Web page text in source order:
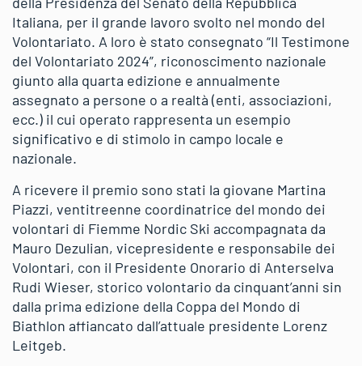
Italiana, per il grande lavoro svolto nel mondo del
Volontariato. A loro è stato consegnato “Il Testimone
del Volontariato 2024”, riconoscimento nazionale
giunto alla quarta edizione e annualmente
assegnato a persone o a realtà (enti, associazioni,
ecc.) il cui operato rappresenta un esempio
significativo e di stimolo in campo locale e
nazionale.
A ricevere il premio sono stati la giovane Martina
Piazzi, ventitreenne coordinatrice del mondo dei
volontari di Fiemme Nordic Ski accompagnata da
Mauro Dezulian, vicepresidente e responsabile dei
Volontari, con il Presidente Onorario di Anterselva
Rudi Wieser, storico volontario da cinquant’anni sin
dalla prima edizione della Coppa del Mondo di
Biathlon affiancato dall’attuale presidente Lorenz
Leitgeb.